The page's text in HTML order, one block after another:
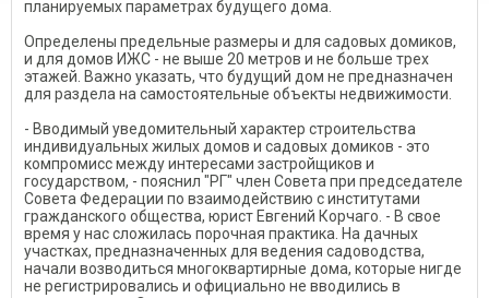
планируемых параметрах будущего дома.
Определены предельные размеры и для садовых домиков,
и для домов ИЖС - не выше 20 метров и не больше трех
этажей. Важно указать, что будущий дом не предназначен
для раздела на самостоятельные объекты недвижимости.
- Вводимый уведомительный характер строительства
индивидуальных жилых домов и садовых домиков - это
компромисс между интересами застройщиков и
государством, - пояснил "РГ" член Совета при председателе
Совета Федерации по взаимодействию с институтами
гражданского общества, юрист Евгений Корчаго. - В свое
время у нас сложилась порочная практика. На дачных
участках, предназначенных для ведения садоводства,
начали возводиться многоквартирные дома, которые нигде
не регистрировались и официально не вводились в